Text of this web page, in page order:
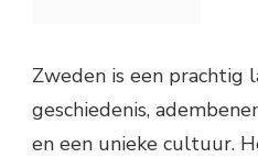
Zweden is een prachtig
geschiedenis,
en een unieke cultuur.